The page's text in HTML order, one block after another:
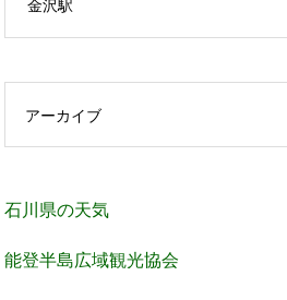
金沢駅
アーカイブ
石川県の天気
能登半島広域観光協会